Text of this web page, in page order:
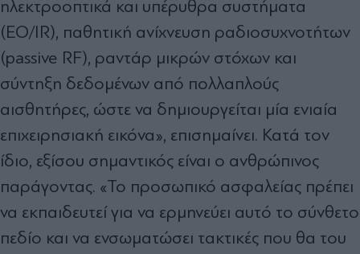
ηλεκτροοπτικά και υπέρυθρα συστήματα
(EO/IR), παθητική ανίχνευση ραδιοσυχνοτήτων
(passive RF), ραντάρ μικρών στόχων και
σύντηξη δεδομένων από πολλαπλούς
αισθητήρες, ώστε να δημιουργείται μία ενιαία
επιχειρησιακή εικόνα», επισημαίνει. Κατά τον
ίδιο, εξίσου σημαντικός είναι ο ανθρώπινος
παράγοντας. «Το προσωπικό ασφαλείας πρέπει
να εκπαιδευτεί για να ερμηνεύει αυτό το σύνθετο
πεδίο και να ενσωματώσει τακτικές που θα του